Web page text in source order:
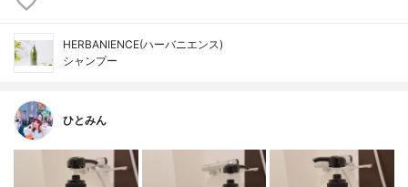
HERBANIENCE(ハーバニエンス)
シャンプー
ひとみん